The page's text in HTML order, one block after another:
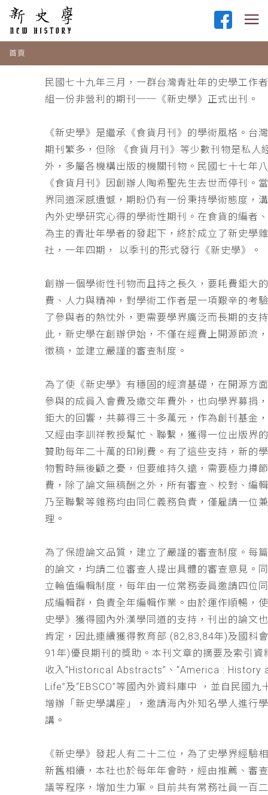
首頁
民國七十九年三月，一群台灣青壯年的史學工作
組一份非營利的期刊──《新史學》正式出刊。
《新史學》是繼承《食貨月刊》的學術風格。台
期刊繁多，但除 《食貨月刊》等少數刊物是私人
外，多屬各機構出版的機關刊物。民國七十七年
《食貨月刊》因創辦人陶希聖先生去世而停刊。
界同道深感遺憾，期盼仍有一份秉持學術態度，
內外史學研究心得的學術性期刊。在食貨的編者
為主的青壯年學者的發起下，終於成立了新史學
社，一年四期， 以季刊的形式發行《新史學》。
創辦一個學術性刊物而且持之長久，要耗費鉅大
費、人力與精神，對學術工作者是一項艱辛的考
了參與者的熱忱外，更需要學界廣泛而長期的支
此，新史學在創辦伊始，不僅在經費上開源節流
徵稿，並建立嚴謹的審查制度。
為了使《新史學》有穩固的經濟基礎，在開源方
參與的成員入會費及繳交年費外，也向學界募捐
鉅大的回響，共募得三十多萬元，作為創刊基金
又經由李訓祥教授幫忙、聯繫，獲得一位出版界
贊助每年二十萬的印刷費。有了這些支持，新的
物暫時無後顧之憂，但要維持久遠，需要極力撙
費，除了論文無稿酬之外，所有審查、校對、編
乃至聯繫等雜務均由同仁義務負責，僅雇請一位
理。
為了保證論文品質，建立了嚴謹的審查制度。每
的論文，均請二位審查人提出具體的審查意見。
立輪值編輯制度，每年由一位常務委員邀請四位
成編輯群，負責全年編輯作業。由於運作順暢，
史學》獲得國內外漢學同道的支持，刊出的論文
肯定，因此連續獲得教育部 (82,83,84年)及國科
91年)優良期刊的獎助。本刊文章的摘要及索引資
收入“Historical Abstracts”、“America : History
Life”及“EBSCO”等國內外資料庫中 ，並自民國九
增辦「新史學講座」，邀請海內外知名學人進行
講。
《新史學》發起人有二十二位，為了史學界經驗
新舊相續，本社也於每年年會時，經由推薦、審
議等程序，增加生力軍。目前共有常務社員一百